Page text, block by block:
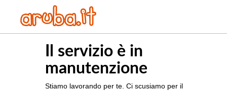
Il servizio è in
manutenzione
Stiamo lavorando per te. Ci scusiamo per il